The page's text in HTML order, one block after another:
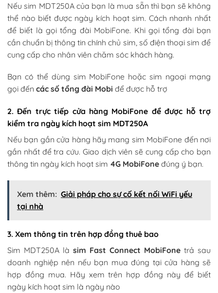
Nếu sim MDT250A của bạn là mua sẵn thì bạn sẽ không
thể nào biết được ngày kích hoạt sim. Cách nhanh nhất
để biết là gọi tổng đài MobiFone. Khi gọi tổng đài bạn
cần chuẩn bị thông tin chính chủ sim, số điện thoại sim để
cung cấp cho nhân viên chăm sóc khách hàng.
Bạn có thể dùng sim MobiFone hoặc sim ngoại mạng
gọi đến các số tổng đài Mobi để được hỗ trợ
2. Đến trực tiếp cửa hàng MobiFone để được hỗ trợ
kiểm tra ngày kích hoạt sim MDT250A
Nếu bạn gần cửa hàng hãy mang sim MobiFone đến nơi
gần nhất để tra cứu. Giao dịch viên sẽ cung cấp cho bạn
thông tin ngày kích hoạt sim 4G MobiFone đúng ý bạn.
Xem thêm: Giải pháp cho sự cố kết nối WiFi yếu
tại nhà
3. Xem thông tin trên hợp đồng thuê bao
Sim MDT250A là sim Fast Connect MobiFone trả sau
doanh nghiệp nên nếu bạn mua đúng tại cửa hàng sẽ
hợp đồng mua. Hãy xem trên hợp đồng này để biết
ngày kích hoạt sim là ngày nào